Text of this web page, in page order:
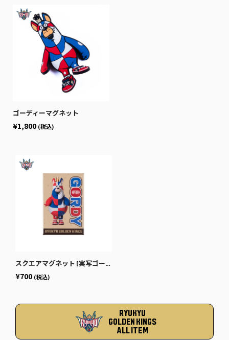
ゴーディーマグネット
¥1,800 (税込)
スクエアマグネット [実写ゴーディー]
¥700 (税込)
RYUKYU
GOLDEN KINGS
ALL ITEM